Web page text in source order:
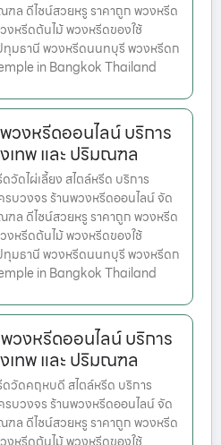
ฑล ดีไซน์สวยหรู ราคาถูก พวงหรีด
หรีดต้นไม้ พวงหรีดของใช้
ทุมธานี พวงหรีดนนทบุรี พวงหรีดก
in Bangkok Thailand
วงหรีดออนไลน์ บริการ
เทพ และ ปริมณฑล
ดไผ่เลี้ยง สไตล์หรีด บริการ
บวงจร ร้านพวงหรีดออนไลน์ จัด
ฑล ดีไซน์สวยหรู ราคาถูก พวงหรีด
หรีดต้นไม้ พวงหรีดของใช้
ทุมธานี พวงหรีดนนทบุรี พวงหรีดก
in Bangkok Thailand
งหรีดออนไลน์ บริการ
เทพ และ ปริมณฑล
วัดคฤหบดี สไตล์หรีด บริการ
บวงจร ร้านพวงหรีดออนไลน์ จัด
ฑล ดีไซน์สวยหรู ราคาถูก พวงหรีด